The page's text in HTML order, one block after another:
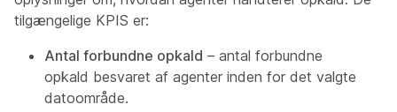
tilgængelige KPIS er:
Antal forbundne opkald – antal forbundne
opkald besvaret af agenter inden for det valgte
datoområde.